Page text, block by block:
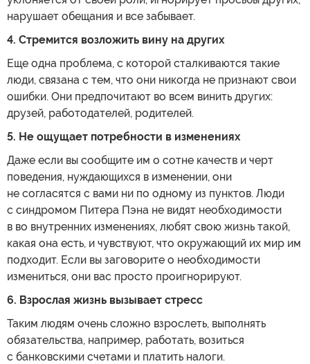
нарушает обещания и все забывает.
4. Стремится возложить вину на других
Еще одна проблема, с которой сталкиваются такие
люди, связана с тем, что они никогда не признают свои
ошибки. Они предпочитают во всем винить других:
друзей, работодателей, родителей.
5. Не ощущает потребности в изменениях
Даже если вы сообщите им о сотне качеств и черт
поведения, нуждающихся в изменении, они
не согласятся с вами ни по одному из пунктов. Люди
с синдромом Питера Пэна не видят необходимости
в во внутренних изменениях, любят свою жизнь такой,
какая она есть, и чувствуют, что окружающий их мир им
подходит. Если вы заговорите о необходимости
измениться, они вас просто проигнорируют.
6. Взрослая жизнь вызывает стресс
Таким людям очень сложно взрослеть, выполнять
обязательства, например, работать, возиться
с банковскими счетами и платить налоги.